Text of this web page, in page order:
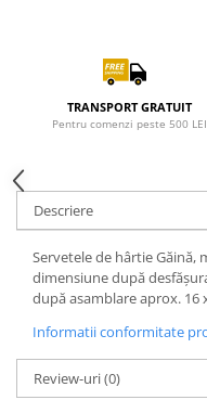
TRANSPORT GRATUIT
Pentru comenzi peste 500 LEI
Descriere
Servetele de hârtie Găină,
dimensiune după
după asamblare aprox. 16
Informatii conformitate
Review-uri(0)